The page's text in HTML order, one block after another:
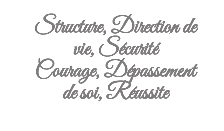
Structure, Direction de
vie, Sécurité
Courage, Dépassement
de soi, Réussite